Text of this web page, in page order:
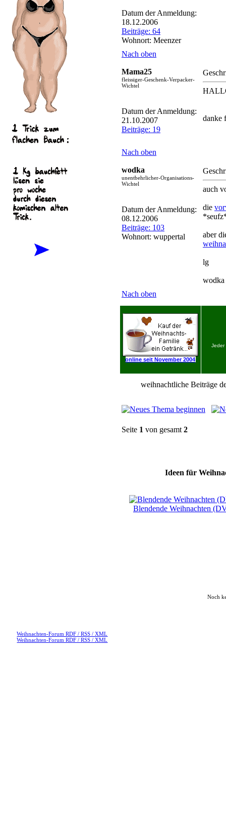
Datum der Anmeldung:
18.12.2006
Beiträge: 64
Wohnort: Meenzer
Nach oben
Mama25
fleissiger-Geschenk-Verpacker-
Wichtel
Datum der Anmeldung:
21.10.2007
Beiträge: 19
danke
Nach oben
wodka
unentbehrlicher-Organisations-
Wichtel
Datum der Anmeldung:
08.12.2006
Beiträge: 103
Wohnort: wuppertal
auch
die
aber
lg
wodka
Nach oben
online seit November 2004
Jeder
weihnachtliche Beiträge
Seite 1 von gesamt 2
Ideen für
Blendende Weihnachten
Noch
Weihnachten-Forum RDF / RSS / XML
Weihnachten-Forum RDF / RSS / XML